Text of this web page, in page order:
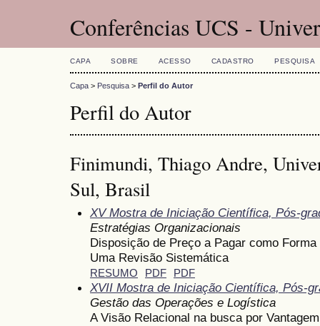
Conferências UCS -
CAPA SOBRE ACESSO CADASTRO PESQUISA
Capa > Pesquisa > Perfil do Autor
Perfil do Autor
Finimundi, Thiago Andre,
Sul, Brasil
XV Mostra de Iniciação Científica, Pós-
Estratégias Organizacionais
Disposição de Preço a Pagar como
Uma Revisão Sistemática
RESUMO PDF PDF
XVII Mostra de Iniciação Científica, Pós-
Gestão das Operações e Logística
A Visão Relacional na busca por